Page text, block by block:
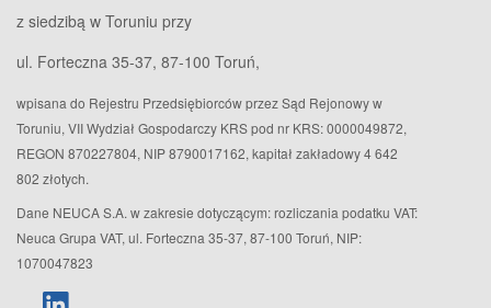
z siedzibą w Toruniu przy
ul. Forteczna 35-37, 87-100 Toruń,
wpisana do Rejestru Przedsiębiorców przez Sąd Rejonowy w
Toruniu, VII Wydział Gospodarczy KRS pod nr KRS: 0000049872,
REGON 870227804, NIP 8790017162, kapitał zakładowy 4 642
802 złotych.
Dane NEUCA S.A. w zakresie dotyczącym: rozliczania podatku VAT:
Neuca Grupa VAT, ul. Forteczna 35-37, 87-100 Toruń, NIP:
1070047823